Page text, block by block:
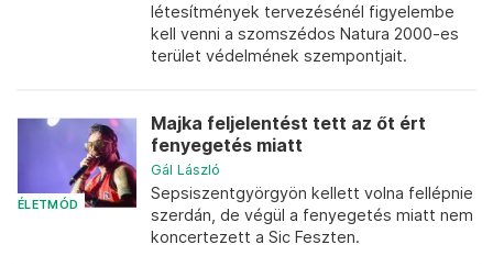
létesítmények tervezésénél figyelembe
kell venni a szomszédos Natura 2000-es
terület védelmének szempontjait.
ÉLETMÓD
Majka feljelentést tett az őt ért
fenyegetés miatt
Gál László
Sepsiszentgyörgyön kellett volna fellépnie
szerdán, de végül a fenyegetés miatt nem
koncertezett a Sic Feszten.